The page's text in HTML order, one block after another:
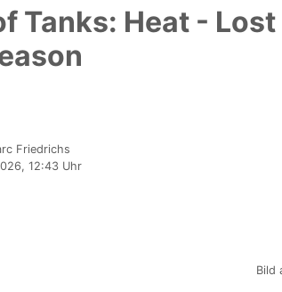
Tanks: Heat -
Friedrichs
12:43 Uhr
Bild